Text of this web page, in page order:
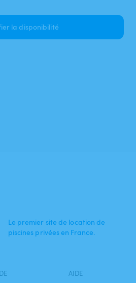
la disponibilité
Le premier site de location de
piscines privées en France.
AIDE